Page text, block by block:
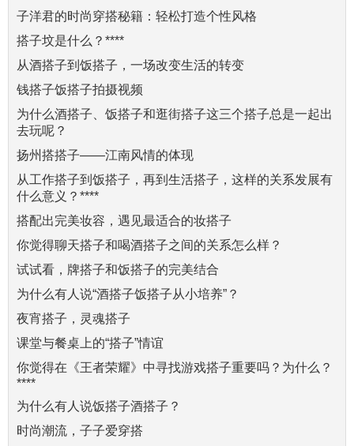
子洋君的时尚穿搭秘籍：轻松打造个性风格
搭子坟是什么？****
从酒搭子到饭搭子，一场改变生活的转变
钱搭子饭搭子拍摄视频
为什么酒搭子、饭搭子和逛街搭子这三个搭子总是一起出
去玩呢？
扬州搭搭子——江南风情的体现
从工作搭子到饭搭子，再到生活搭子，这样的关系发展有
什么意义？****
搭配出完美妆容，遇见最适合的妆搭子
你觉得聊天搭子和喝酒搭子之间的关系怎么样？
试试看，牌搭子和饭搭子的完美结合
为什么有人说“酒搭子饭搭子从小培养”？
夜宵搭子，灵魂搭子
课堂与餐桌上的“搭子”情谊
你觉得在《王者荣耀》中寻找游戏搭子重要吗？为什么？
****
为什么有人说饭搭子酒搭子？
时尚潮流，子子爱穿搭